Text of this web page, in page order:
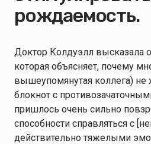
рождаемость.
Доктор Колдуэлл высказала
которая объясняет, почему
вышеупомянутая коллега) не
блокнот с
пришлось очень сильно
способности справляться с
действительно тяжелыми